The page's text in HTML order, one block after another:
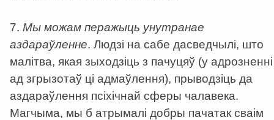
7. Мы можам перажыць унутранае
аздараўленне. Людзі на сабе дасведчылі, што
малітва, якая зыходзіць з пачуцяў (у адрозненні
ад згрызотаў ці адмаўлення), прыводзіць да
аздараўлення псіхічнай сферы чалавека.
Магчыма, мы б атрымалі добры пачатак сваім